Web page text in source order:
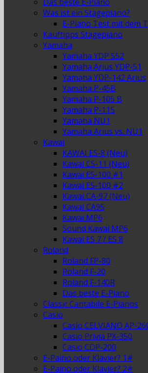
Was ist ein Stagepiano?
E-Piano Test mit dem
Kauftipps Stagepiano
Yamaha
Yamaha YDP S52
Yamaha Arius YDP-51
Yamaha YDP-142 Arius
Yamaha P-45B
Yamaha P-105 B
Yamaha P-115
Yamaha NU1
Yamaha Arius vs. NU1
Kawai
KAWAI ES-8 (Neu)
Kawai CS-11 (Neu)
Kawai ES-100 #1
Kawai ES-100 #2
Kawai CA-97 (Neu)
Kawai CA95
Kawai MP6
Sound Kawai MP6
Kawai ES 7 / ES 8
Roland
Roland FP-80
Roland F-20
Roland F-140R
Das beste E-Piano
Classic Cantabile E-Pianos
Casio
Casio CELVIANO AP-
Casio Privia PX-350
Casio CDP-200
E-Paino oder Klavier? 1#
E-Paino oder Klavier? 2#